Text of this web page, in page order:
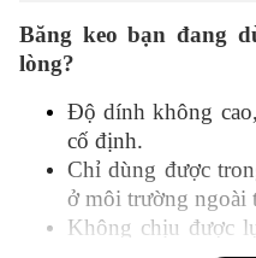
Băng keo bạn đang
lòng?
Độ dính không
cố định.
Chỉ dùng được
ở môi trường ngoài
Không chịu được